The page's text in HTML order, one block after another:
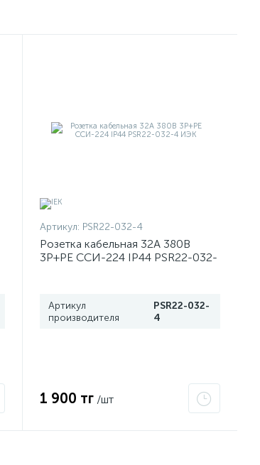
Артикул: PSR22-032-4
Розетка кабельная 32А 380В
3P+PЕ ССИ-224 IP44 PSR22-032-
Артикул
производителя
PSR22-032-
4
1 900 тг /шт